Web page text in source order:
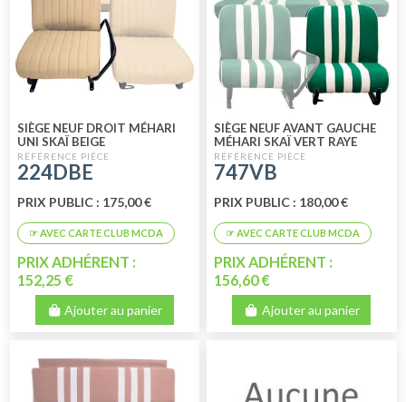
SIÈGE NEUF DROIT MÉHARI
UNI SKAÏ BEIGE
224DBE
PRIX PUBLIC : 175,00 €
PRIX ADHÉRENT :
152,25 €
Ajouter au panier
SIÈGE NEUF AVANT GAUCHE
MÉHARI SKAÏ VERT RAYE
BLANC
747VB
PRIX PUBLIC : 180,00 €
PRIX ADHÉRENT :
156,60 €
Ajouter au panier